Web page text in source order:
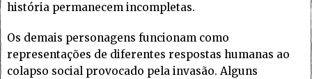
história permanecem incompletas.
Os demais personagens funcionam como
representações de diferentes respostas humanas ao
colapso social provocado pela invasão. Alguns